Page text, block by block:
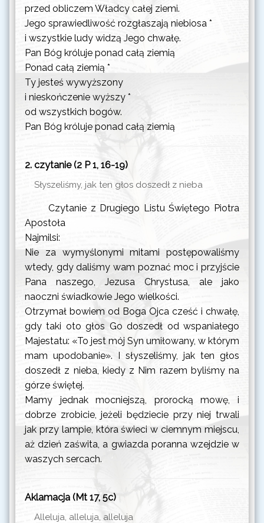
przed obliczem Władcy całej ziemi.
Jego sprawiedliwość rozgłaszają niebiosa *
i wszystkie ludy widzą Jego chwałę.
Pan Bóg króluje ponad całą ziemią
Ponad całą ziemią *
Ty jesteś wywyższony
i nieskończenie wyższy *
od wszystkich bogów.
Pan Bóg króluje ponad całą ziemią
2. czytanie (2 P 1, 16-19)
Słyszeliśmy, jak ten głos doszedł z nieba
Czytanie z Drugiego Listu Świętego Piotra
Apostoła
Najmilsi:
Nie za wymyślonymi mitami postępowaliśmy
wtedy, gdy daliśmy wam poznać moc i przyjście
Pana naszego, Jezusa Chrystusa, ale jako
naoczni świadkowie Jego wielkości.
Otrzymał bowiem od Boga Ojca cześć i chwałę,
gdy taki oto głos Go doszedł od wspaniałego
Majestatu: «To jest mój Syn umiłowany, w którym
mam upodobanie». I słyszeliśmy, jak ten głos
doszedł z nieba, kiedy z Nim razem byliśmy na
górze świętej.
Mamy jednak mocniejszą, prorocką mowę, i
dobrze zrobicie, jeżeli będziecie przy niej trwali
jak przy lampie, która świeci w ciemnym miejscu,
aż dzień zaświta, a gwiazda poranna wzejdzie w
waszych sercach.
Aklamacja (Mt 17, 5c)
Alleluja, alleluja, alleluja